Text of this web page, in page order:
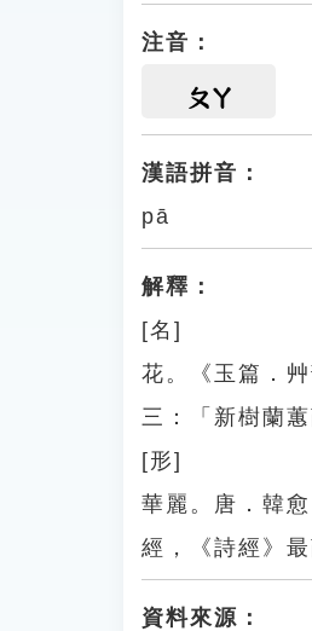
注音：
ㄆㄚ
漢語拼音：
pā
解釋：
[名]
花。《玉篇．
三：「新樹蘭
[形]
華麗。唐．韓
經，《詩經》
資料來源：